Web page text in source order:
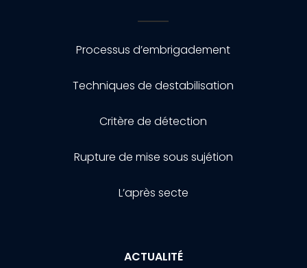
Processus d’embrigadement
Techniques de destabilisation
Critère de détection
Rupture de mise sous sujétion
L’après secte
ACTUALITÉ